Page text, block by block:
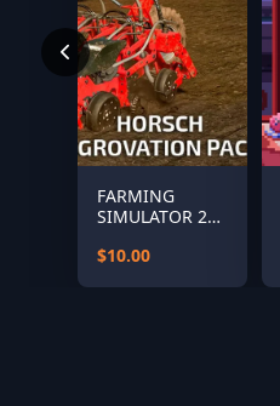
FARMING
SIMULATOR 22 -
AGROVATION
$10.00